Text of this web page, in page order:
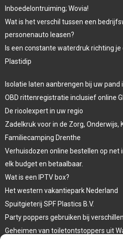
Inboedelontruiming; Wovia!
Wat is het verschil tussen een
personenauto leasen?
Is een constante waterdruk richting
Plastidip
Isolatie laten aanbrengen bij uw pand
OBD rittenregistratie inclusief online
De rioolexpert in uw regio
Zadelkruk voor in de Zorg, Onderwijs,
Familiecamping Drenthe
Verhuisdozen online bestellen op net
elk budget en betaalbaar.
Wat is een IPTV box?
Het western vakantiepark Nederland
Spuitgieterij SPF Plastics B.V.
Party poppers gebruiken bij
Geheimen van toiletontstoppers uit